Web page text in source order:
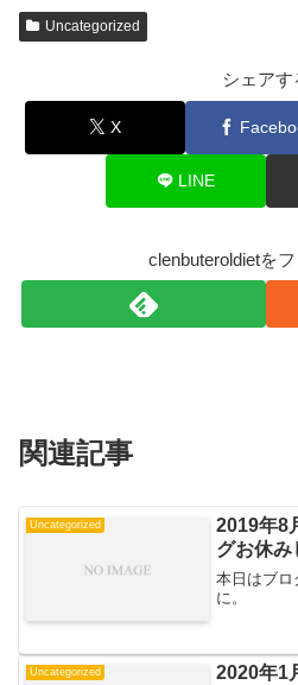
Uncategorized
シェアす
X
LINE
clenbuteroldietを
関連記事
Uncategorized
2019年8
グお休み
本日はブロ
に。
Uncategorized
2020年1